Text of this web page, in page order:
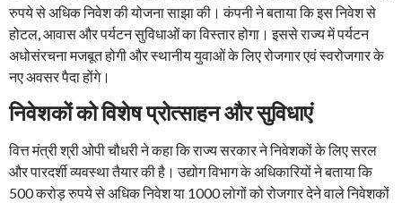
रुपये से अधिक निवेश की योजना साझा की। कंपनी ने बताया कि इस निवेश से
होटल, आवास और पर्यटन सुविधाओं का विस्तार होगा। इससे राज्य में पर्यटन
अधोसंरचना मजबूत होगी और स्थानीय युवाओं के लिए रोजगार एवं स्वरोजगार के
नए अवसर पैदा होंगे।
निवेशकों को विशेष प्रोत्साहन और सुविधाएं
वित्त मंत्री श्री ओपी चौधरी ने कहा कि राज्य सरकार ने निवेशकों के लिए सरल
और पारदर्शी व्यवस्था तैयार की है। उद्योग विभाग के अधिकारियों ने बताया कि
500 करोड़ रुपये से अधिक निवेश या 1000 लोगों को रोजगार देने वाले निवेशकों